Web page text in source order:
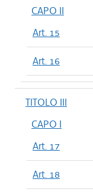
CAPO II
Art. 15
Art. 16
TITOLO III
CAPO I
Art. 17
Art. 18